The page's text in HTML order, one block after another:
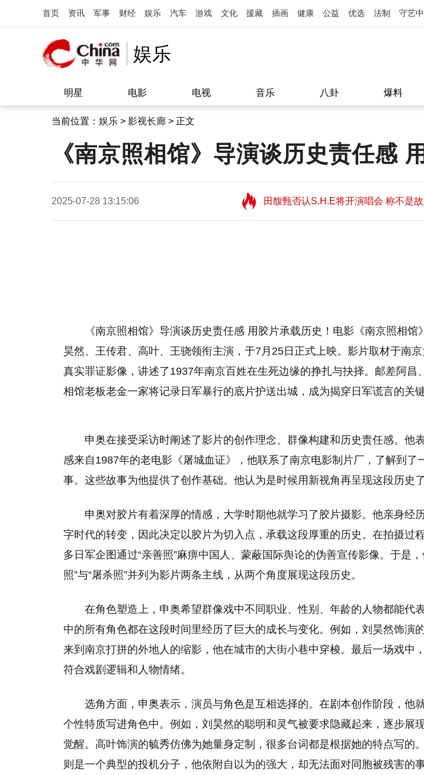
首页 资讯 军事 财经 娱乐 汽车 游戏 文化 援藏 插画 健康 公益 优选 法制 守艺
娱乐
明星 电影 电视 音乐 八卦 爆料
当前位置： 娱乐 > 影视长廊 > 正文
《南京照相馆》导演谈历史责任感
2025-07-28 13:15:06
望11:08
田馥甄否认S.H.E将开演唱会 称不是
望11:08
《南京照相馆》导演谈历史责任感 用胶片承载历史！电影《南京照相馆
昊然、王传君、高叶、王骁领衔主演，于7月25日正式上映。影片取材于南
真实罪证影像，讲述了1937年南京百姓在生死边缘的挣扎与抉择。邮差阿昌
相馆老板老金一家将记录日军暴行的底片护送出城，成为揭穿日军谎言的关键
申奥在接受采访时阐述了影片的创作理念、群像构建和历史责任感。他
感来自1987年的老电影《屠城血证》，他联系了南京电影制片厂，了解到了
事。这些故事为他提供了创作基础。他认为是时候用新视角再呈现这段历史了
申奥对胶片有着深厚的情感，大学时期他就学习了胶片摄影。他亲身经
字时代的转变，因此决定以胶片为切入点，承载这段厚重的历史。在拍摄过
多日军企图通过“亲善照”麻痹中国人、蒙蔽国际舆论的伪善宣传影像。于是
照”与“屠杀照”并列为影片两条主线，从两个角度展现这段历史。
在角色塑造上，申奥希望群像戏中不同职业、性别、年龄的人物都能代
中的所有角色都在这段时间里经历了巨大的成长与变化。例如，刘昊然饰演
来到南京打拼的外地人的缩影，他在城市的大街小巷中穿梭。最后一场戏中
符合戏剧逻辑和人物情绪。
选角方面，申奥表示，演员与角色是互相选择的。在剧本创作阶段，他
个性特质写进角色中。例如，刘昊然的聪明和灵气被要求隐藏起来，逐步展
觉醒。高叶饰演的毓秀仿佛为她量身定制，很多台词都是根据她的特点写的
则是一个典型的投机分子，他依附自以为的强大，却无法面对同胞被残害的事